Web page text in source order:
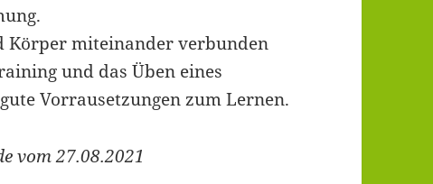
Körper miteinander verbunden
und das Üben eines
Vorrausetzungen zum Lernen.
vom 27.08.2021